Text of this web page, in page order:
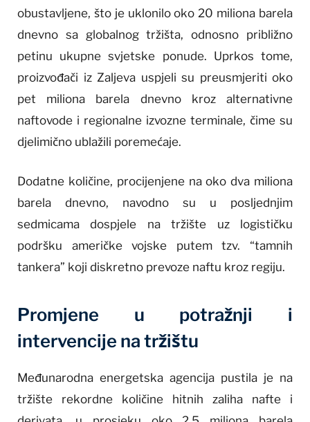
obustavljene, što je uklonilo oko 20 miliona barela
dnevno sa globalnog tržišta, odnosno približno
petinu ukupne svjetske ponude. Uprkos tome,
proizvođači iz Zaljeva uspjeli su preusmjeriti oko
pet miliona barela dnevno kroz alternativne
naftovode i regionalne izvozne terminale, čime su
djelimično ublažili poremećaje.
Dodatne količine, procijenjene na oko dva miliona
barela dnevno, navodno su u posljednjim
sedmicama dospjele na tržište uz logističku
podršku američke vojske putem tzv. “tamnih
tankera” koji diskretno prevoze naftu kroz regiju.
Promjene u potražnji i
intervencije na tržištu
Međunarodna energetska agencija pustila je na
tržište rekordne količine hitnih zaliha nafte i